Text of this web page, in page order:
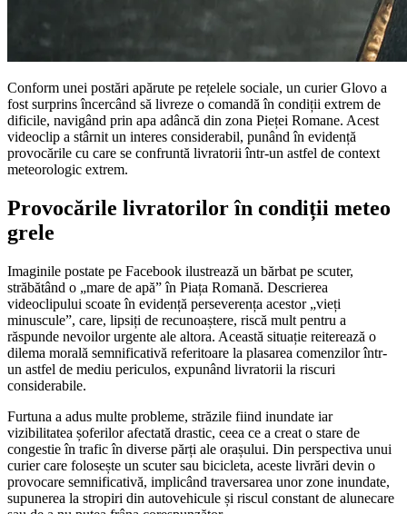
Conform unei postări apărute pe rețelele sociale, un curier Glovo a
fost surprins încercând să livreze o comandă în condiții extrem de
dificile, navigând prin apa adâncă din zona Pieței Romane. Acest
videoclip a stârnit un interes considerabil, punând în evidență
provocările cu care se confruntă livratorii într-un astfel de context
meteorologic extrem.
Provocările livratorilor în condiții meteo
grele
Imaginile postate pe Facebook ilustrează un bărbat pe scuter,
străbătând o „mare de apă” în Piața Romană. Descrierea
videoclipului scoate în evidență perseverența acestor „vieți
minuscule”, care, lipsiți de recunoaștere, riscă mult pentru a
răspunde nevoilor urgente ale altora. Această situație reiterează o
dilema morală semnificativă referitoare la plasarea comenzilor într-
un astfel de mediu periculos, expunând livratorii la riscuri
considerabile.
Furtuna a adus multe probleme, străzile fiind inundate iar
vizibilitatea șoferilor afectată drastic, ceea ce a creat o stare de
congestie în trafic în diverse părți ale orașului. Din perspectiva unui
curier care folosește un scuter sau bicicleta, aceste livrări devin o
provocare semnificativă, implicând traversarea unor zone inundate,
supunerea la stropiri din autovehicule și riscul constant de alunecare